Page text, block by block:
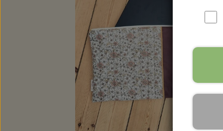
RYGSÆKKE
BABYLØJER HOME EDITION
BRILLE ETUIER
COMPUTER SLEEVES